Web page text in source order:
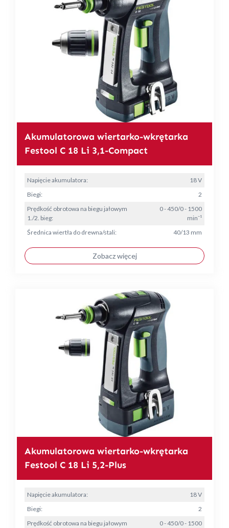
Akumulatorowa wiertarko-wkrętarka
Festool C 18 Li 3,1-Compact
Napięcie akumulatora:
18 V
Biegi:
2
Prędkość obrotowa na biegu jałowym
1./2. bieg:
0 - 450/0 - 1500
min⁻¹
Średnica wiertła do drewna/stali:
40/13 mm
Zobacz więcej
Akumulatorowa wiertarko-wkrętarka
Festool C 18 Li 5,2-Plus
Napięcie akumulatora:
18 V
Biegi:
2
Prędkość obrotowa na biegu jałowym
0 - 450/0 - 1500